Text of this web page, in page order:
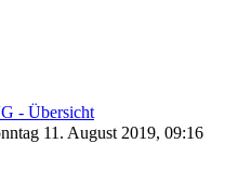
- Übersicht
11. August 2019, 09:16